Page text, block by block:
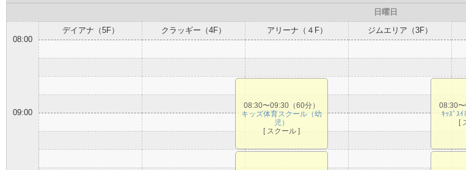
日曜日
デイアナ（5F） クラッギー（4F） アリーナ（４F） ジムエリア（3F）
08:00
09:00
08:30〜09:30（60分）
キッズ体育スクール（幼
児）
[ スクール ]
08:30〜
ｷｯｽﾞｽｲ
[